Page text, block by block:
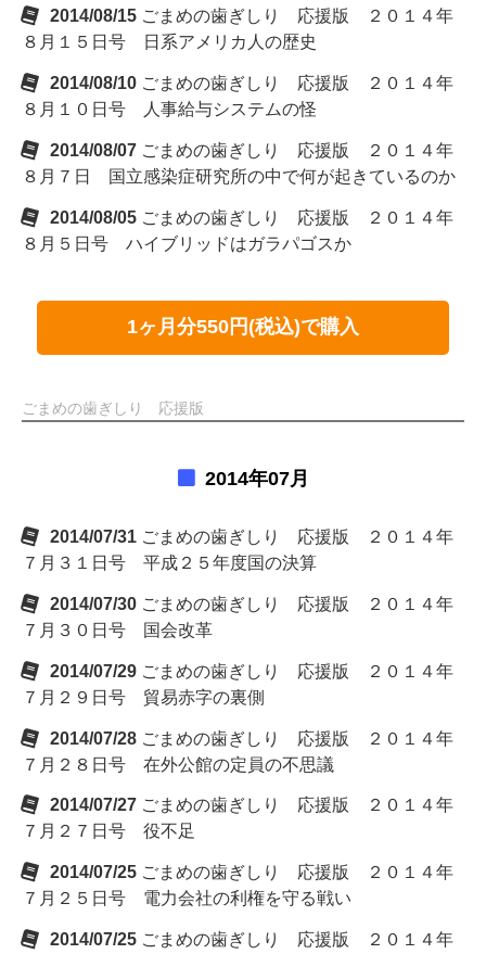
2014/08/15 ごまめの歯ぎしり 応援版 ２０１４年
８月１５日号 日系アメリカ人の歴史
2014/08/10 ごまめの歯ぎしり 応援版 ２０１４年
８月１０日号 人事給与システムの怪
2014/08/07 ごまめの歯ぎしり 応援版 ２０１４年
８月７日 国立感染症研究所の中で何が起きているのか
2014/08/05 ごまめの歯ぎしり 応援版 ２０１４年
８月５日号 ハイブリッドはガラパゴスか
1ヶ月分550円(税込)で購入
ごまめの歯ぎしり 応援版
2014年07月
2014/07/31 ごまめの歯ぎしり 応援版 ２０１４年
７月３１日号 平成２５年度国の決算
2014/07/30 ごまめの歯ぎしり 応援版 ２０１４年
７月３０日号 国会改革
2014/07/29 ごまめの歯ぎしり 応援版 ２０１４年
７月２９日号 貿易赤字の裏側
2014/07/28 ごまめの歯ぎしり 応援版 ２０１４年
７月２８日号 在外公館の定員の不思議
2014/07/27 ごまめの歯ぎしり 応援版 ２０１４年
７月２７日号 役不足
2014/07/25 ごまめの歯ぎしり 応援版 ２０１４年
７月２５日号 電力会社の利権を守る戦い
2014/07/25 ごまめの歯ぎしり 応援版 ２０１４年